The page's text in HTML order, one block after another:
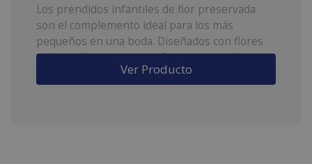
Los prendidos infantiles de flor preservada
son el complemento ideal para los más
pequeños en una boda. Diseñados con flores
suaves y ligeras, son perfectos para pajes,
hermanos o invitados especiales. Cómodos,
duraderos y adaptados a su tamaño, añaden un
Ver Producto